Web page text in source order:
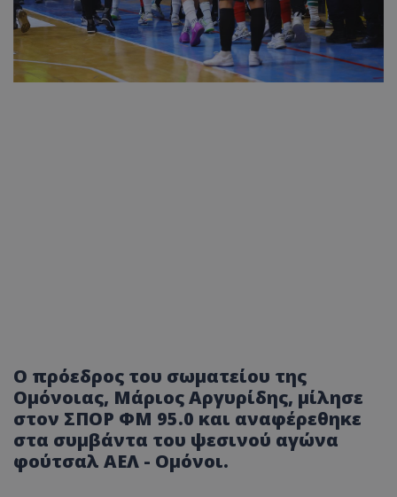
Ο πρόεδρος του σωματείου της
Ομόνοιας, Μάριος Αργυρίδης, μίλησε
στον ΣΠΟΡ ΦΜ 95.0 και αναφέρεθηκε
στα συμβάντα του ψεσινού αγώνα
φούτσαλ ΑΕΛ - Ομόνοι.